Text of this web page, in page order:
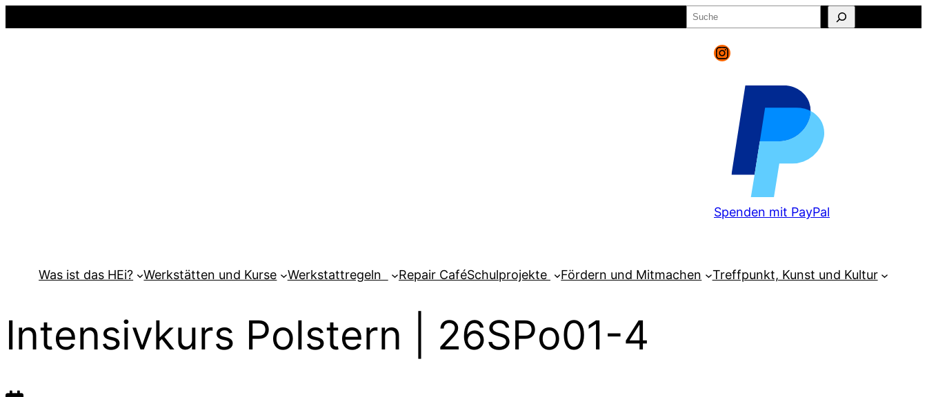
Suchen
Instagram
Spenden mit PayPal
Was ist das HEi? Werkstätten und Kurse Werkstattregeln Repair CaféSchulprojekte Fördern und Mitmachen Treffpunkt, Kunst und Kultur
Intensivkurs Polstern | 26SPo01-4